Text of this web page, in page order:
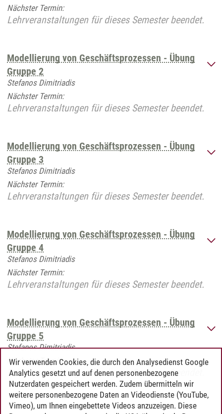
Nächster Termin:
Lehrveranstaltungen für dieses Semester beendet.
Modellierung von Geschäftsprozessen - Übung
Gruppe 2
Stefanos Dimitriadis
Nächster Termin:
Lehrveranstaltungen für dieses Semester beendet.
Modellierung von Geschäftsprozessen - Übung
Gruppe 3
Stefanos Dimitriadis
Nächster Termin:
Lehrveranstaltungen für dieses Semester beendet.
Modellierung von Geschäftsprozessen - Übung
Gruppe 4
Stefanos Dimitriadis
Nächster Termin:
Lehrveranstaltungen für dieses Semester beendet.
Modellierung von Geschäftsprozessen - Übung
Gruppe 5
Stefanos Dimitriadis
Nächster Termin:
Lehrveranstaltungen für dieses Semester beendet.
Wir verwenden Cookies, die durch den Analysedienst Google
Analytics gesetzt und auf denen personenbezogene
Nutzerdaten gespeichert werden. Zudem übermitteln wir
weitere personenbezogene Daten an Videodienste (YouTube,
Vimeo), um Ihnen eingebettete Videos anzuzeigen. Diese